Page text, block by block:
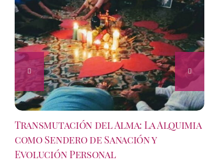
Transmutación del Alma: La Alquimia
como Sendero de Sanación y
Evolución Personal